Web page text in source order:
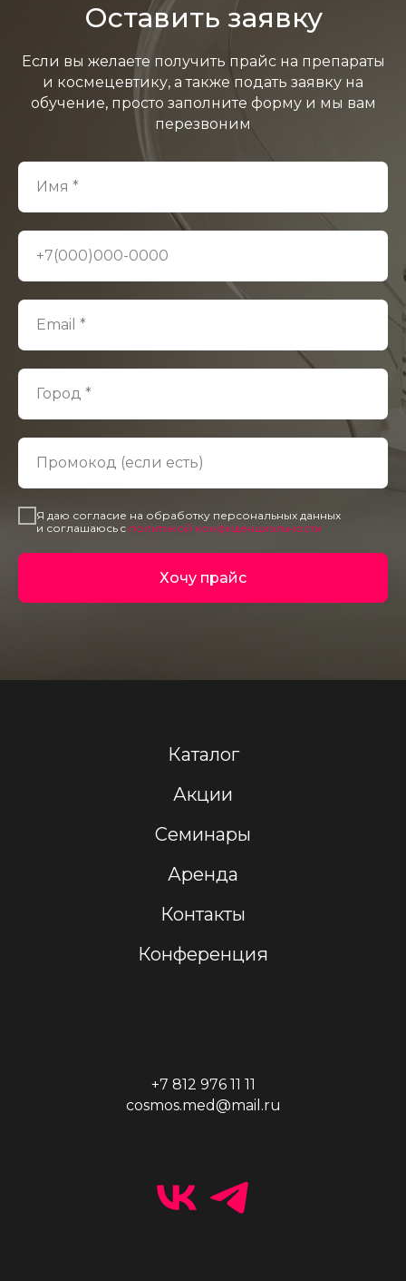
Оставить заявку
Если вы желаете получить прайс на препараты
и космецевтику, а также подать заявку на
обучение, просто заполните форму и мы вам
перезвоним
Имя *
+7(000)000-0000
Email *
Город *
Промокод (если есть)
Я даю согласие на обработку персональных данных
и соглашаюсь c политикой конфиденциальности
Хочу прайс
Каталог
Акции
Семинары
Аренда
Контакты
Конференция
+7 812 976 11 11
cosmos.med@mail.ru